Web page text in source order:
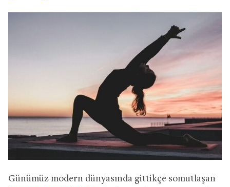
Günümüz modern dünyasında gittikçe somutlaşan